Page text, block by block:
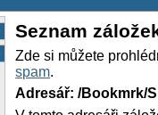
Seznam
Zde si můžete
spam.
Adresář: /Bookmrk/